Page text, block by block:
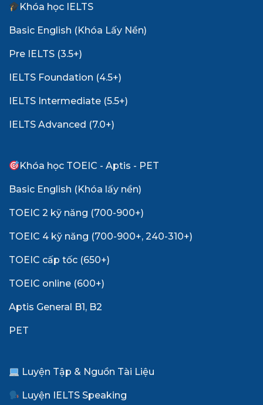
Khóa học IELTS
Basic English (Khóa Lấy Nền)
Pre IELTS (3.5+)
IELTS Foundation (4.5+)
IELTS Intermediate (5.5+)
IELTS Advanced (7.0+)
Khóa học TOEIC - Aptis - PET
Basic English (Khóa lấy nền)
TOEIC 2 kỹ năng (700-900+)
TOEIC 4 kỹ năng (700-900+, 240-310+)
TOEIC cấp tốc (650+)
TOEIC online (600+)
Aptis General B1, B2
PET
Luyện Tập & Nguồn Tài Liệu
Luyện IELTS Speaking